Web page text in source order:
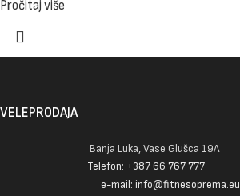
Pročitaj više
VELEPRODAJA
Banja Luka, Vase Glušca 19A
Telefon: +387 66 767 777
e-mail: info@fitnesoprema.eu